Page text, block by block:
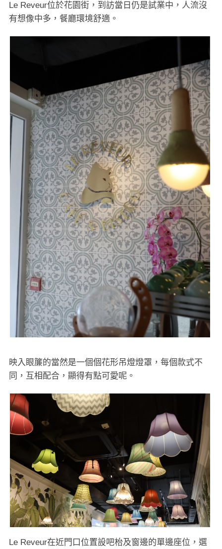
Le Reveur位於花園街，到訪當日仍是試業中，人流沒
有想像中多，餐廳環境舒適。
映入眼簾的當然是一個個花形吊燈燈罩，每個款式不
同，互相配合，顯得有點可愛呢。
Le Reveur在近門口位置設吧枱及窗邊的單邊座位，選